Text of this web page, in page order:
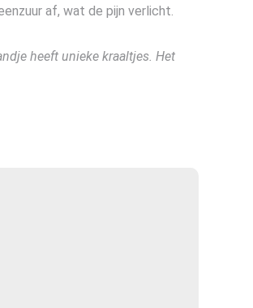
af, wat de pijn verlicht.
heeft unieke kraaltjes. Het